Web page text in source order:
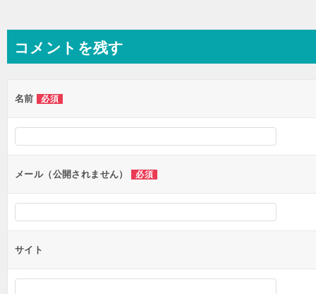
ナ
ビ
ー
ョ
ン
コメントを残す
名前 必須
メール（公開されません） 必須
サイト